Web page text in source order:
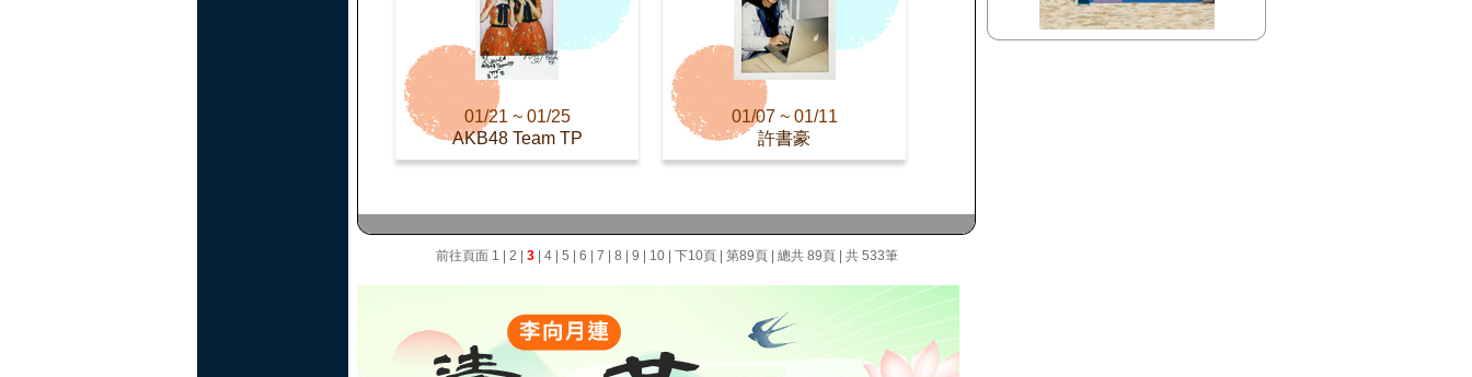
01/21 ~ 01/25
AKB48 Team TP
01/07 ~ 01/11
許書豪
前往頁面 1 2 3| 4| 5 6 7 8 9 10| 下10頁| 第89頁| 總共 89頁 | 共 533筆